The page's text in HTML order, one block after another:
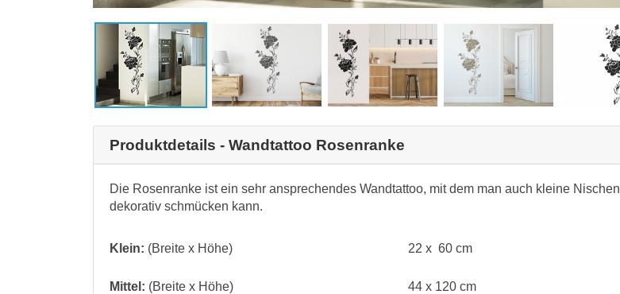
Produktdetails - Wandtattoo Rosenranke
Die Rosenranke ist ein sehr ansprechendes Wandtattoo, mit dem man auch kleine Nischen
dekorativ schmücken kann.
Klein: (Breite x Höhe) 22 x 60 cm
Mittel: (Breite x Höhe) 44 x 120 cm